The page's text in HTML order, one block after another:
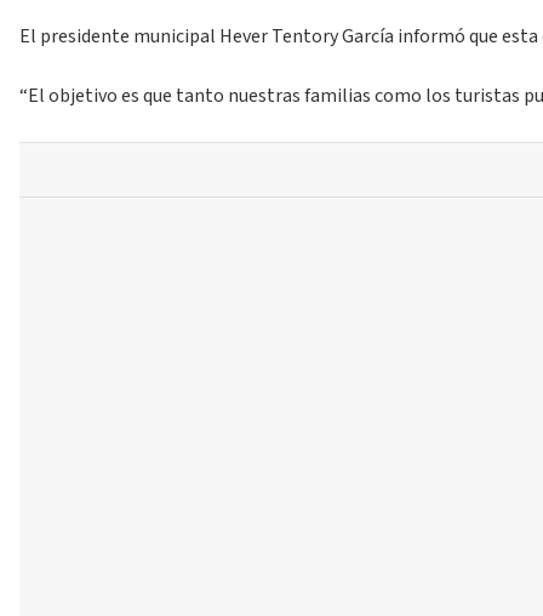
El presidente municipal Hever Tentory García informó que
“El objetivo es que tanto nuestras familias como los turistas